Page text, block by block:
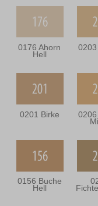
0176 Ahorn
Hell
0201 Birke
0156 Buche
Hell